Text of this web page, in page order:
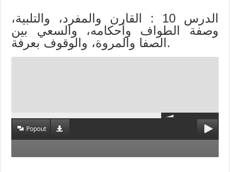
الدرس 10 : القارن والمفرد، والتلبية،
وصفة الطواف وأحكامه، والسعي بين
الصفا والمروة، والوقوف بعرفة.
Popout